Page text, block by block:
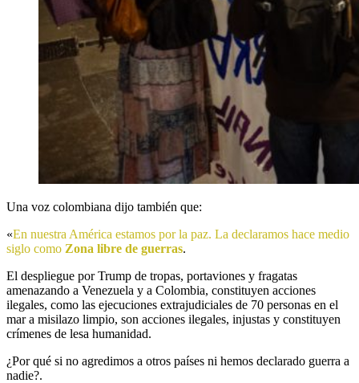
Una voz colombiana dijo también que:
«En nuestra América estamos por la paz. La declaramos hace medio
siglo como Zona libre de guerras.
El despliegue por Trump de tropas, portaviones y fragatas
amenazando a Venezuela y a Colombia, constituyen acciones
ilegales, como las ejecuciones extrajudiciales de 70 personas en el
mar a misilazo limpio, son acciones ilegales, injustas y constituyen
crímenes de lesa humanidad.
¿Por qué si no agredimos a otros países ni hemos declarado guerra a
nadie?.